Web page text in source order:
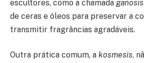
escultores, como a chamada ganosis
de ceras e óleos para preservar a
transmitir fragrâncias agradáveis.
Outra prática comum, a kosmesis,